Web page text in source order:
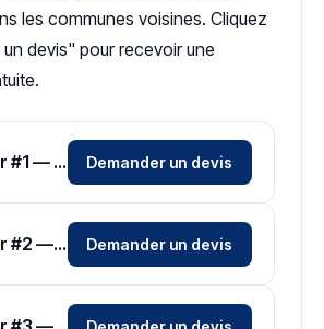
les communes voisines. Cliquez
devis" pour recevoir une
Installateur #1 — Zone Gard Demander un devis
Installateur #2 — Zone Gard Demander un devis